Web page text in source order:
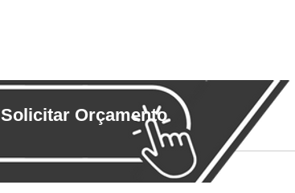
Solicitar Orçamento